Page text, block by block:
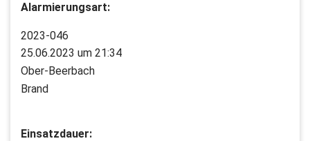
Alarmierungsart:
2023-046
25.06.2023 um 21:34
Ober-Beerbach
Brand
Einsatzdauer: